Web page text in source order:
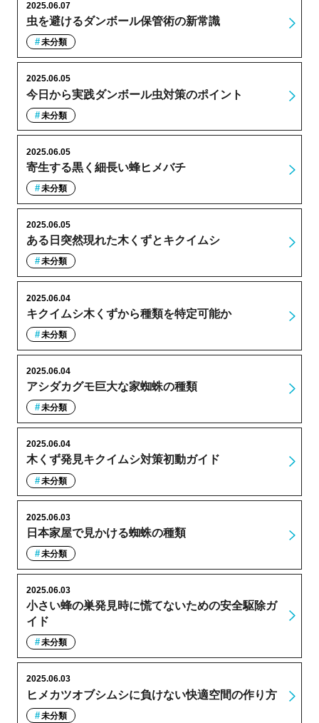
虫を避けるダンボール保管術の新常識
2025.06.07
未分類
今日から実践ダンボール虫対策のポイント
2025.06.05
未分類
寄生する黒く細長い蜂ヒメバチ
2025.06.05
未分類
ある日突然現れた木くずとキクイムシ
2025.06.05
未分類
キクイムシ木くずから種類を特定可能か
2025.06.04
未分類
アシダカグモ巨大な家蜘蛛の種類
2025.06.04
未分類
木くず発見キクイムシ対策初動ガイド
2025.06.04
未分類
日本家屋で見かける蜘蛛の種類
2025.06.03
未分類
小さい蜂の巣発見時に慌てないための安全駆除ガ
イド
2025.06.03
未分類
ヒメカツオブシムシに負けない快適空間の作り方
2025.06.03
未分類